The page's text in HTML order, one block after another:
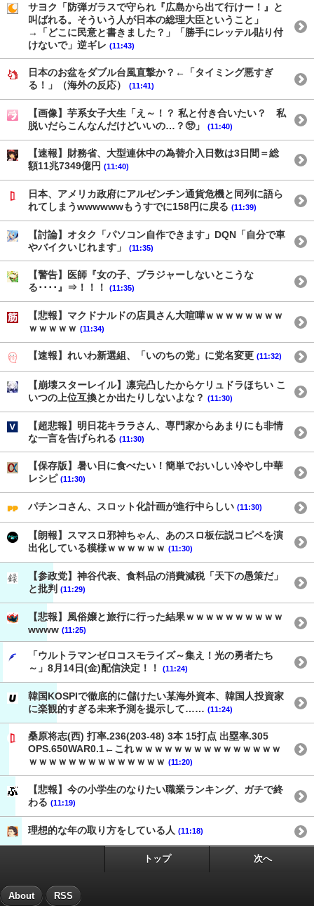
サヨク「防弾ガラスで守られ『広島から出て行けー！』と
叫ばれる。そういう人が日本の総理大臣ということ」
→「どこに民意と書きました？」「勝手にレッテル貼り付
けないで」逆ギレ (11:43)
日本のお盆をダブル台風直撃か？←「タイミング悪すぎ
る！」（海外の反応）
(11:41)
【画像】芋系女子大生「え～！？ 私と付き合いたい？ 私
脱いだらこんなんだけどいいの…？🥺」
(11:40)
【速報】財務省、大型連休中の為替介入日数は3日間＝総
額11兆7349億円 (11:40)
日本、アメリカ政府にアルゼンチン通貨危機と同列に語ら
れてしまうwwwwwwもうすでに158円に戻る (11:39)
【討論】オタク「パソコン自作できます」DQN「自分で車
やバイクいじれます」
(11:35)
【警告】医師『女の子、ブラジャーしないとこうな
る････』⇒！！！
(11:35)
【悲報】マクドナルドの店員さん大喧嘩ｗｗｗｗｗｗｗｗ
ｗｗｗｗｗ (11:34)
【速報】れいわ新選組、「いのちの党」に党名変更 (11:32)
【崩壊スターレイル】凛完凸したからケリュドラほちい こ
いつの上位互換とか出たりしないよな？ (11:30)
【超悲報】明日花キララさん、専門家からあまりにも非情
な一言を告げられる (11:30)
【保存版】暑い日に食べたい！簡単でおいしい冷やし中華
レシピ (11:30)
パチンコさん、スロット化計画が進行中らしい (11:30)
【朗報】スマスロ邪神ちゃん、あのスロ板伝説コピペを演
出化している模様ｗｗｗｗｗｗ (11:30)
【参政党】神谷代表、食料品の消費減税「天下の愚策だ」
と批判 (11:29)
【悲報】風俗嬢と旅行に行った結果ｗｗｗｗｗｗｗｗｗｗ
wwww (11:25)
「ウルトラマンゼロコスモライズ～集え！光の勇者たち
～」8月14日(金)配信決定！！
(11:24)
韓国KOSPIで徹底的に儲けたい某海外資本、韓国人投資家
に楽観的すぎる未来予測を提示して…… (11:24)
桑原将志(西) 打率.236(203-48) 3本 15打点 出塁率.305
OPS.650WAR0.1←これｗｗｗｗｗｗｗｗｗｗｗｗｗｗｗ
ｗｗｗｗｗｗｗｗｗｗｗｗｗｗ (11:20)
【悲報】今の小学生のなりたい職業ランキング、ガチで終
わる (11:19)
理想的な年の取り方をしている人 (11:18)
トップ 次へ
About RSS